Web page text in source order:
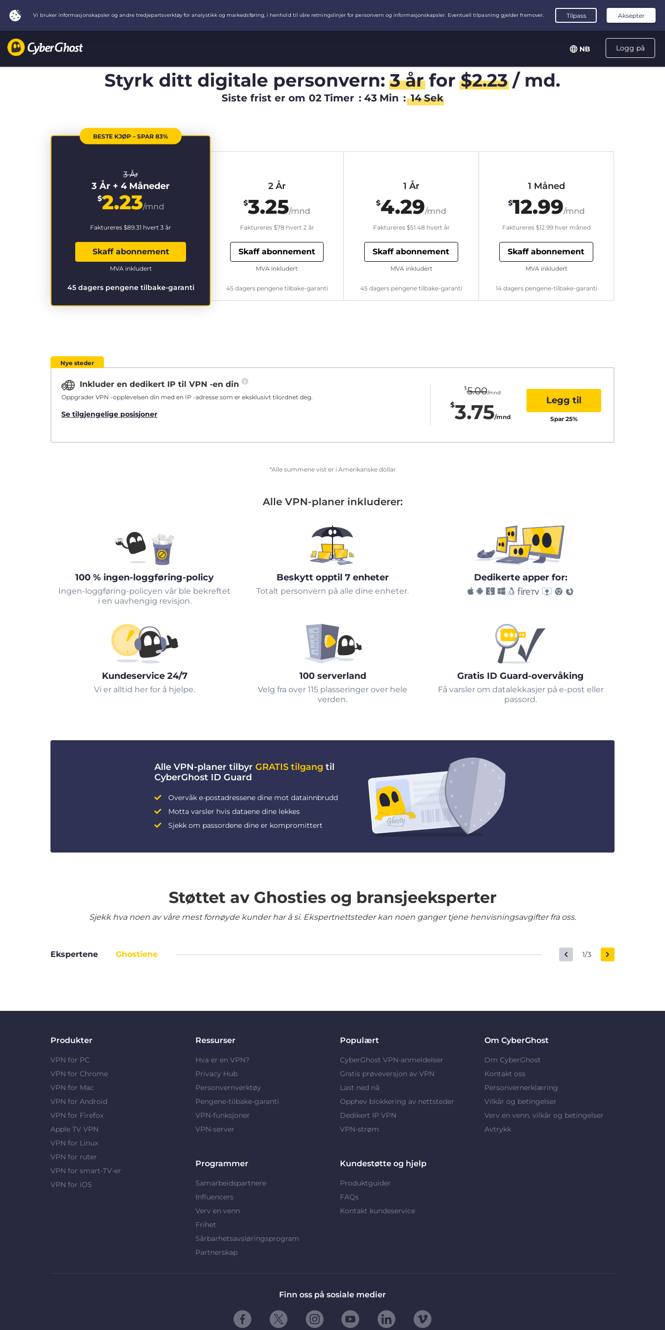
Logg på
NB
Styrk ditt digitale personvern:3 årfor$2.23/ md.
Siste frist er om 02 Timer : 43 Min : 13 Sek
BESTE KJØP – SPAR 83%
3 År
3 År + 4 Måneder
$2.23/mnd
Faktureres $89.31 hvert 3 år
Skaff abonnement
45 dagers pengene tilbake-garanti
MVA inkludert
2 År
$3.25/mnd
Faktureres $78 hvert 2 år
Skaff abonnement
45 dagers pengene tilbake-garanti
MVA inkludert
1 År
$4.29/mnd
Faktureres $51.48 hvert år
Skaff abonnement
45 dagers pengene tilbake-garanti
MVA inkludert
1 Måned
$12.99/mnd
Faktureres $12.99hver måned
Skaff abonnement
14 dagers pengene-tilbake-garanti
MVA inkludert
Nye steder
Inkluder en dedikert IP til VPN -en din
Oppgrader VPN -opplevelsen din med en IP -adresse som er eksklusivt tilordnet deg.
Se tilgjengelige posisjoner
$5.00/mnd
$3.75/mnd
Legg til
Spar 25%
*Alle summene vist er i Amerikanske dollar
Alle VPN-planer inkluderer:
100 % ingen-loggføring-policy
Ingen-loggføring-policyen vår ble bekreftet
i en uavhengig revisjon.
Beskytt opptil 7 enheter
Totalt personvern på alle dine enheter.
Dedikerte apper for:
Kundeservice 24/7
Vi er alltid her for å hjelpe.
100 serverland
Velg fra over 115 plasseringer over hele
verden.
Gratis ID Guard-overvåking
Få varsler om datalekkasjer på e-post eller
passord.
Alle VPN-planer tilbyr GRATIS tilgang til
CyberGhost ID Guard
Overvåk e-postadressene dine mot datainnbrudd
Motta varsler hvis dataene dine lekkes
Sjekk om passordene dine er kompromittert
Støttet av Ghosties og bransjeeksperter
Sjekk hva noen av våre mest fornøyde kunder har å si. Ekspertnettsteder kan noen ganger tjene henvisningsavgifter fra oss.
Ekspertene Ghostiene 1/3
Produkter
VPN for PC
VPN for Chrome
VPN for Mac
VPN for Android
VPN for Firefox
Apple TV VPN
VPN for Linux
VPN for ruter
VPN for smart-TV-er
VPN for iOS
Ressurser
Hva er en VPN?
Privacy Hub
Personvernverktøy
Pengene-tilbake-garanti
VPN-funksjoner
VPN-server
Populært
CyberGhost VPN-anmeldelser
Gratis prøveversjon av VPN
Last ned nå
Opphev blokkering av nettsteder
Dedikert IP VPN
VPN-strøm
Om CyberGhost
Om CyberGhost
Kontakt oss
Personvernerklæring
Vilkår og betingelser
Verv en venn, vilkår og betingelser
Avtrykk
Programmer
Samarbeidspartnere
Influencers
Verv en venn
Frihet
Sårbarhetsavsløringsprogram
Partnerskap
Kundestøtte og hjelp
Produktguider
FAQs
Kontakt kundeservice
Finn oss på sosiale medier